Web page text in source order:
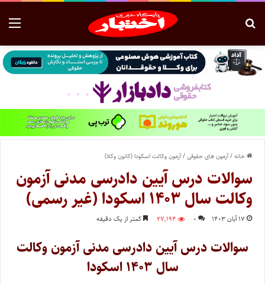
خانه/آزمون های حقوقی/آزمون وکالت اسکودا (کانون وکلا)
سوالات درس آیین دادرسی مدنی آزمون
وکالت سال ۱۴۰۳ اسکودا (غیر رسمی)
۱۷ آبان ۱۴۰۳ ۰ ۲۷,۱۹۴ کمتر از یک دقیقه
سوالات درس آیین دادرسی مدنی آزمون وکالت
سال ۱۴۰۳ اسکودا